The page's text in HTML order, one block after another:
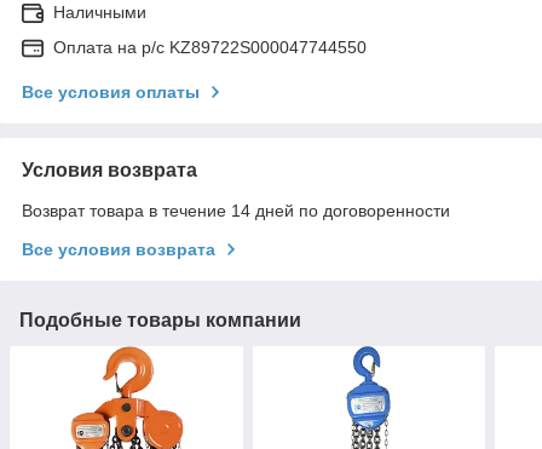
Наличными
Оплата на р/с KZ89722S000047744550
Все условия оплаты
Условия возврата
Возврат товара в течение 14 дней по договоренности
Все условия возврата
Подобные товары компании